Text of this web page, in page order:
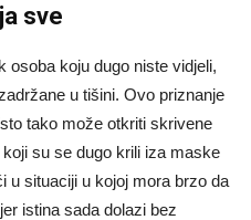
sve
osoba koju dugo niste vidjeli,
u tišini. Ovo priznanje
tako može otkriti skrivene
su se dugo krili iza maske
u situaciji u kojoj mora brzo da
istina sada dolazi bez